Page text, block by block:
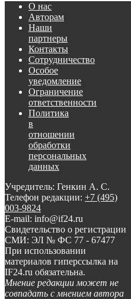
О нас
Авторам
Наши
партнеры
Контакты
Сотрудничество
Особое
уведомление
Ограничение
ответственности
Политика
в
отношении
обработки
персональных
данных
Учредитель: Генкин А. С.
Телефон редакции: +7 (495)
003-9824
E-mail: info@if24.ru
Свидетельство о регистрации
СМИ: ЭЛ № ФС 77 - 67477
При использовании
материалов гиперссылка на
IF24.ru обязательна.
Мнение редакции может не
совпадать с мнением автора